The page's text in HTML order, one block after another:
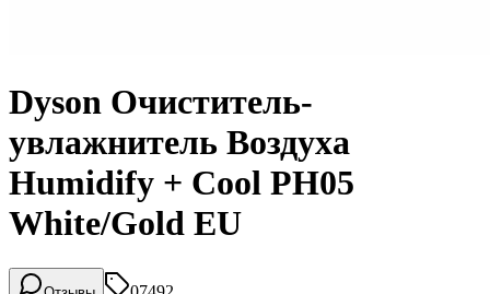
Dyson Очиститель-
увлажнитель Воздуха
Humidify + Cool PH05
White/Gold EU